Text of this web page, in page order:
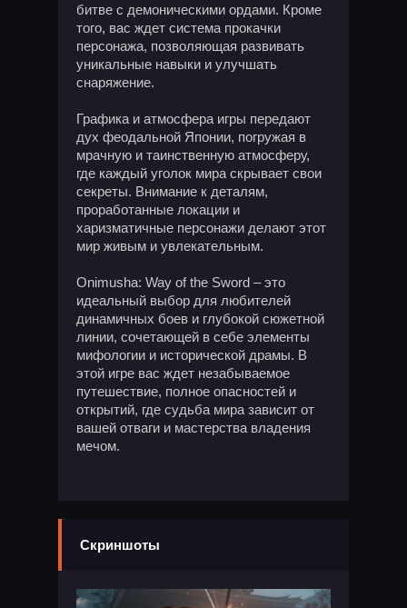
битве с демоническими ордами. Кроме
того, вас ждет система прокачки
персонажа, позволяющая развивать
уникальные навыки и улучшать
снаряжение.
Графика и атмосфера игры передают
дух феодальной Японии, погружая в
мрачную и таинственную атмосферу,
где каждый уголок мира скрывает свои
секреты. Внимание к деталям,
проработанные локации и
харизматичные персонажи делают этот
мир живым и увлекательным.
Onimusha: Way of the Sword – это
идеальный выбор для любителей
динамичных боев и глубокой сюжетной
линии, сочетающей в себе элементы
мифологии и исторической драмы. В
этой игре вас ждет незабываемое
путешествие, полное опасностей и
открытий, где судьба мира зависит от
вашей отваги и мастерства владения
мечом.
Скриншоты